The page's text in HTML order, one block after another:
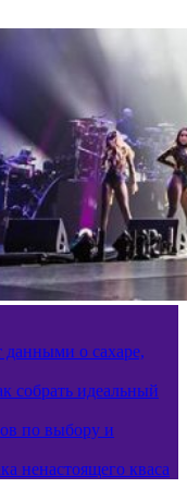
о сахаре,
собрать идеальный
по выбору и
ненастоящего кваса